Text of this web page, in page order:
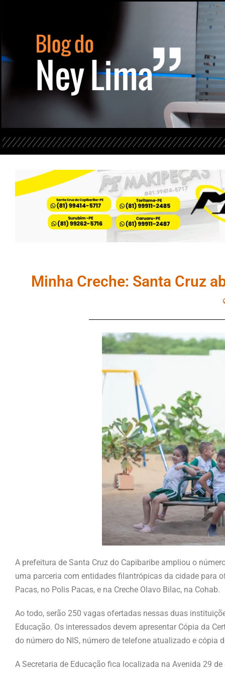
Minha Creche: Santa Cruz
A prefeitura de Santa Cruz do Capibaribe ampliou o
uma parceria com entidades filantrópicas da cidade para
Pacas, no Polis Pacas, e na Creche Olavo Bilac, na Cohab.
Ao todo, serão 250 vagas ofertadas nessas duas
Educação. Os interessados devem apresentar Cópia da
do número do NIS, número de telefone atualizado e cópia
A Secretaria de Educação fica localizada na Avenida 29